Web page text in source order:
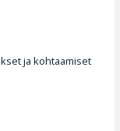
ja kohtaamiset